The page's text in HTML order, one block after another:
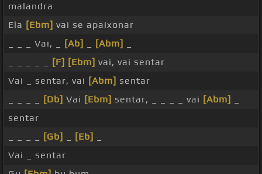
malandra
Ela [Ebm] vai se apaixonar
_ _ _ Vai, _
[Ab] [Abm]
[F] [Ebm] vai, vai sentar
Vai _ sentar, vai [Abm] sentar
[Db] Vai [Ebm] sentar, _ _ _ _ vai [Abm]
sentar
[Gb] [Eb]
Vai _ sentar